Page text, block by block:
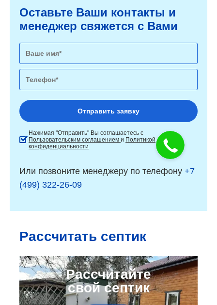
Оставьте Ваши контакты и
менеджер свяжется с Вами
Нажимая "Отправить" Вы соглашаетесь с
Пользовательским соглашением и Политикой
конфиденциальности
Или позвоните менеджеру по телефону +7
(499) 322-26-09
Рассчитать септик